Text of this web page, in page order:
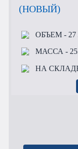
(НОВЫЙ)
ОБЪЕМ-
МАССА-
НА